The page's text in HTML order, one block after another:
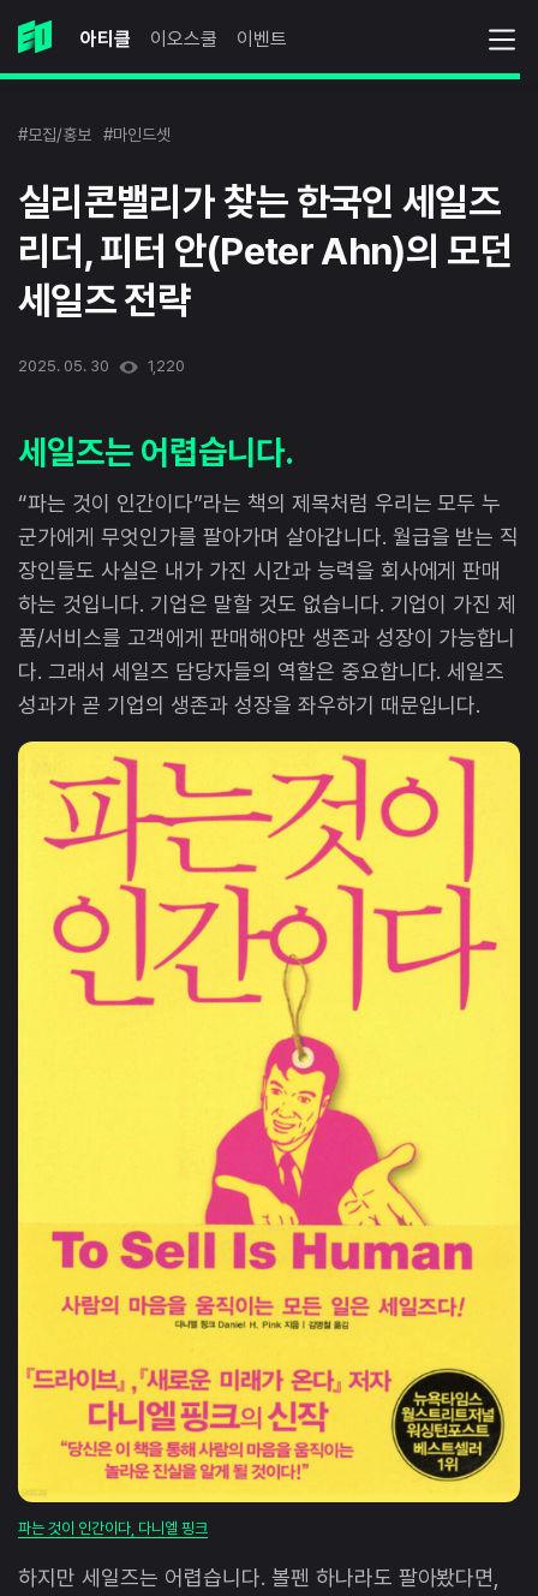
아티클 이오스쿨 이벤트
#모집/홍보 #마인드셋
실리콘밸리가 찾는 한국인 세일즈
리더, 피터 안(Peter Ahn)의 모던
세일즈 전략
2025. 05. 30 1,220
세일즈는 어렵습니다.
“파는 것이 인간이다”라는 책의 제목처럼 우리는 모두 누
군가에게 무엇인가를 팔아가며 살아갑니다. 월급을 받는 직
장인들도 사실은 내가 가진 시간과 능력을 회사에게 판매
하는 것입니다. 기업은 말할 것도 없습니다. 기업이 가진 제
품/서비스를 고객에게 판매해야만 생존과 성장이 가능합니
다. 그래서 세일즈 담당자들의 역할은 중요합니다. 세일즈
성과가 곧 기업의 생존과 성장을 좌우하기 때문입니다.
파는 것이 인간이다, 다니엘 핑크
하지만 세일즈는 어렵습니다. 볼펜 하나라도 팔아봤다면,